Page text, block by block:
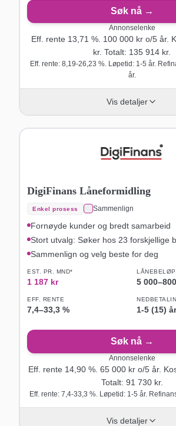
Søk nå →
Annonselenke
Eff. rente 13,71 %. 100 000 kr o/5 år.
kr. Totalt: 135 914 kr.
Eff. rente: 8,19-26,23 %. Løpetid: 1-5 år.
år.
Vis detaljer
DigiFinans Låneformidling
Enkel prosess Sammenlign
Fornøyde kunder og bredt samarbeid
Stort utvalg: Søker hos 23 forskjellige
Sammenlign og velg beste for deg
EST. PR. MND*
1 187 kr
LÅNEBELØP
5 000–
EFF. RENTE
7,4–33,3 % 1-5 (15) år
Søk nå →
Annonselenke
Eff. rente 14,90%. 65 000kr o/5år.
Totalt: 91 730kr.
Eff. rente: 7,4-33,3 %. Løpetid: 1-5 år.
Vis detaljer